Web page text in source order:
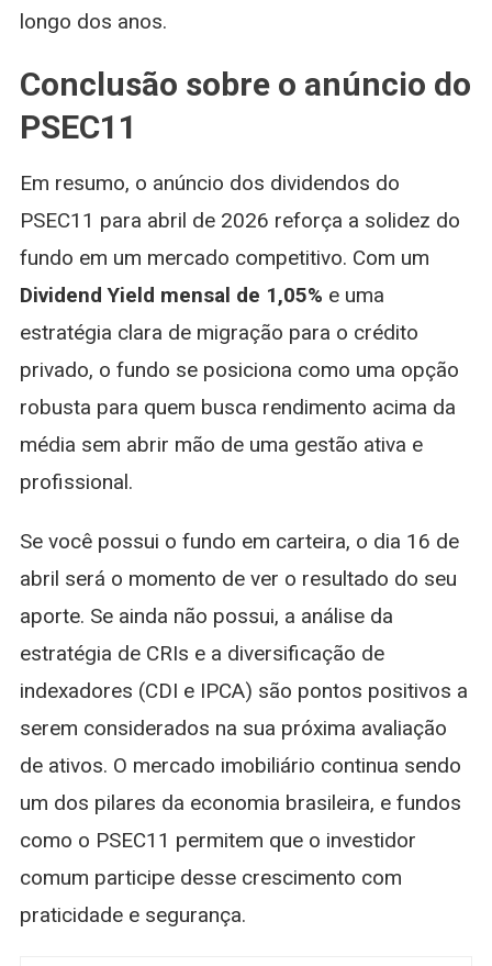
longo dos anos.
Conclusão sobre o anúncio do
PSEC11
Em resumo, o anúncio dos dividendos do
PSEC11 para abril de 2026 reforça a solidez do
fundo em um mercado competitivo. Com um
Dividend Yield mensal de 1,05% e uma
estratégia clara de migração para o crédito
privado, o fundo se posiciona como uma opção
robusta para quem busca rendimento acima da
média sem abrir mão de uma gestão ativa e
profissional.
Se você possui o fundo em carteira, o dia 16 de
abril será o momento de ver o resultado do seu
aporte. Se ainda não possui, a análise da
estratégia de CRIs e a diversificação de
indexadores (CDI e IPCA) são pontos positivos a
serem considerados na sua próxima avaliação
de ativos. O mercado imobiliário continua sendo
um dos pilares da economia brasileira, e fundos
como o PSEC11 permitem que o investidor
comum participe desse crescimento com
praticidade e segurança.